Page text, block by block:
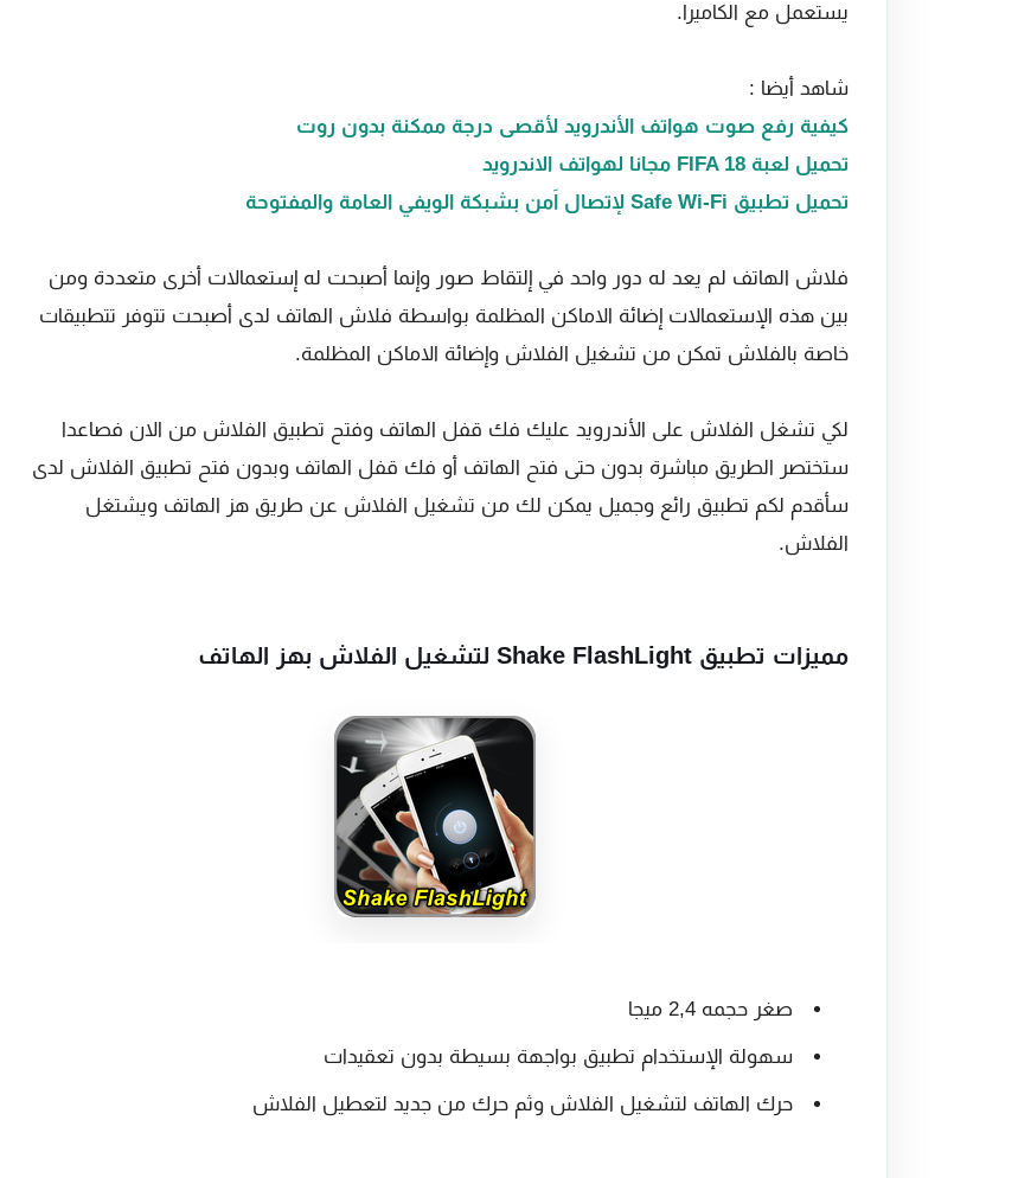
يستعمل مع الكاميرا.
شاهد أيضا :
كيفية رفع صوت هواتف الأندرويد لأقصى درجة ممكنة بدون روت
تحميل لعبة FIFA 18 مجانا لهواتف الاندرويد
تحميل تطبيق Safe Wi-Fi لإتصال اَمن بشبكة الويفي العامة والمفتوحة
فلاش الهاتف لم يعد له دور واحد في إلتقاط صور وإنما أصبحت له إستعمالات أخرى متعددة ومن
بين هذه الإستعمالات إضائة الاماكن المظلمة بواسطة فلاش الهاتف لدى أصبحت تتوفر تتطبيقات
خاصة بالفلاش تمكن من تشغيل الفلاش وإضائة الاماكن المظلمة.
لكي تشغل الفلاش على الأندرويد عليك فك قفل الهاتف وفتح تطبيق الفلاش من الان فصاعدا
ستختصر الطريق مباشرة بدون حتى فتح الهاتف أو فك قفل الهاتف وبدون فتح تطبيق الفلاش لدى
سأقدم لكم تطبيق رائع وجميل يمكن لك من تشغيل الفلاش عن طريق هز الهاتف ويشتغل
الفلاش.
مميزات تطبيق Shake FlashLight لتشغيل الفلاش بهز الهاتف
صغر حجمه 2,4 ميجا
سهولة الإستخدام تطبيق بواجهة بسيطة بدون تعقيدات
حرك الهاتف لتشغيل الفلاش وثم حرك من جديد لتعطيل الفلاش